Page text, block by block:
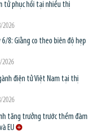
tử phục hồi tại nhiều thị
2026
8: Giằng co theo biên độ hẹp
2026
điện tử Việt Nam tại thị
2026
tăng trưởng trước thềm đàm
EU